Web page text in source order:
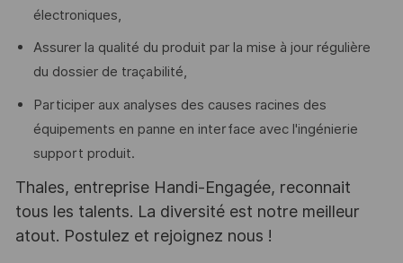
électroniques,
Assurer la qualité du produit par la mise à jour régulière
du dossier de traçabilité,
Participer aux analyses des causes racines des
équipements en panne en interface avec l'ingénierie
support produit.
Thales, entreprise Handi-Engagée, reconnait
tous les talents. La diversité est notre meilleur
atout. Postulez et rejoignez nous !